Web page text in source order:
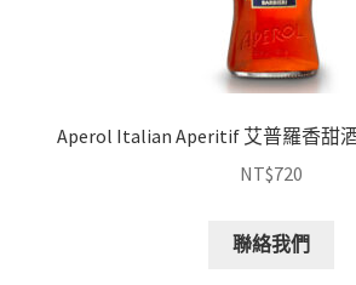
Aperol Italian Aperitif 艾普羅香甜
NT$720
聯絡我們